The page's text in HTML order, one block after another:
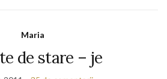
Maria
de stare – je